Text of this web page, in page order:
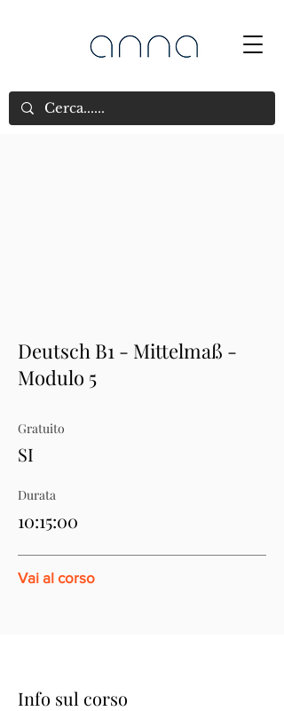
Deutsch B1 - Mittelmaß -
Modulo 5
Gratuito
SI
Durata
10:15:00
Vai al corso
Info sul corso